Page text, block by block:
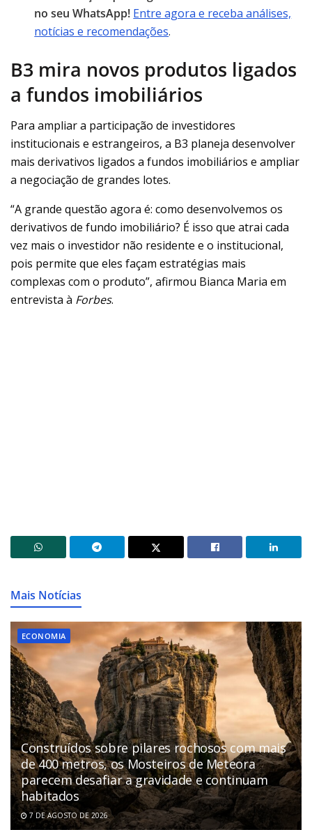
no seu WhatsApp! Entre agora e receba análises,
notícias e recomendações.
B3 mira novos produtos ligados
a fundos imobiliários
Para ampliar a participação de investidores
institucionais e estrangeiros, a B3 planeja desenvolver
mais derivativos ligados a fundos imobiliários e ampliar
a negociação de grandes lotes.
“A grande questão agora é: como desenvolvemos os
derivativos de fundo imobiliário? É isso que atrai cada
vez mais o investidor não residente e o institucional,
pois permite que eles façam estratégias mais
complexas com o produto”, afirmou Bianca Maria em
entrevista à Forbes.
Mais Notícias
ECONOMIA
Construídos sobre pilares rochosos com mais
de 400 metros, os Mosteiros de Meteora
parecem desafiar a gravidade e continuam
habitados
7 DE AGOSTO DE 2026